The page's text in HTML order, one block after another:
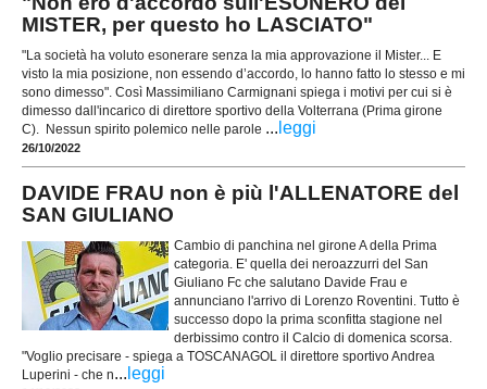
MISTER, per questo ho LASCIATO"
"La società ha voluto esonerare senza la mia approvazione il Mister... E
visto la mia posizione, non essendo d’accordo, lo hanno fatto lo stesso e mi
sono dimesso". Così Massimiliano Carmignani spiega i motivi per cui si è
dimesso dall'incarico di direttore sportivo della Volterrana (Prima girone
C). Nessun spirito polemico nelle parole ... leggi
26/10/2022
DAVIDE FRAU non è più l'ALLENATORE del
SAN GIULIANO
Cambio di panchina nel girone A della Prima
categoria. E' quella dei neroazzurri del San
Giuliano Fc che salutano Davide Frau e
annunciano l'arrivo di Lorenzo Roventini. Tutto è
successo dopo la prima sconfitta stagione nel
derbissimo contro il Calcio di domenica scorsa.
"Voglio precisare - spiega a TOSCANAGOL il direttore sportivo Andrea
Luperini - che n... leggi